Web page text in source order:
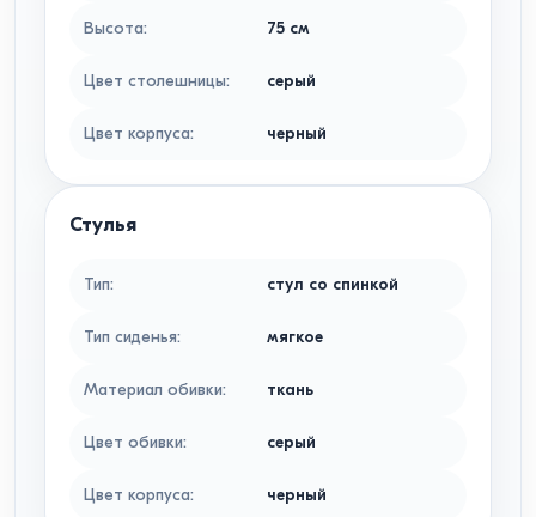
Высота: 75см
Цвет столешницы: серый
Цвет корпуса: черный
Стулья
Тип: стул со спинкой
Тип сиденья: мягкое
Материал обивки: ткань
Цвет обивки: серый
Цвет корпуса: черный